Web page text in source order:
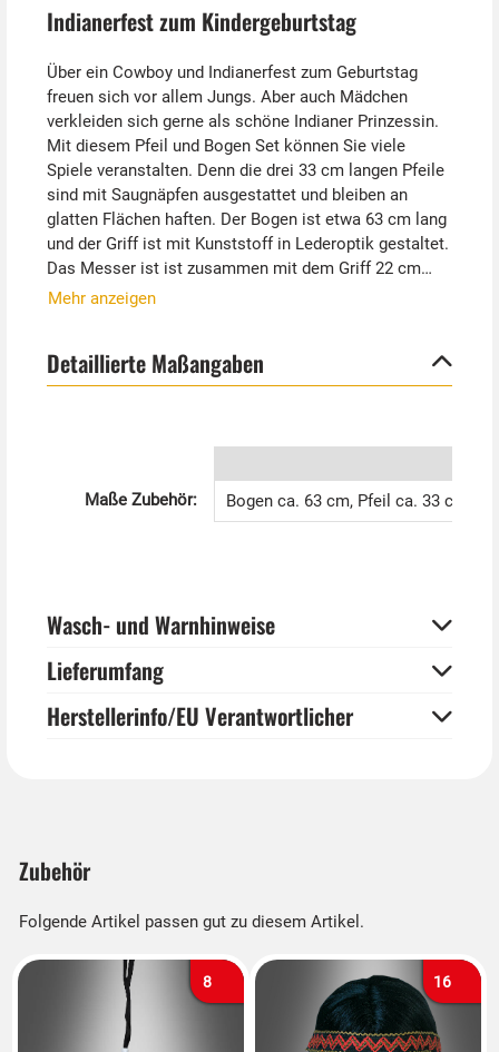
Indianerfest zum Kindergeburtstag
Über ein Cowboy und Indianerfest zum Geburtstag
freuen sich vor allem Jungs. Aber auch Mädchen
verkleiden sich gerne als schöne Indianer Prinzessin.
Mit diesem Pfeil und Bogen Set können Sie viele
Spiele veranstalten. Denn die drei 33 cm langen Pfeile
sind mit Saugnäpfen ausgestattet und bleiben an
glatten Flächen haften. Der Bogen ist etwa 63 cm lang
und der Griff ist mit Kunststoff in Lederoptik gestaltet.
Das Messer ist ist zusammen mit dem Griff 22 cm
lang und wird Jungs begeistern. Ein tolles Set.
perfekt für den Kinderfasching geeignet. Und
Indianerkostüm sind der Klassiker!
Mehr anzeigen
Detaillierte Maßangaben
Maße Zubehör: Bogen ca. 63 cm, Pfeil ca. 33 cm
Wasch- und Warnhinweise
Lieferumfang
Herstellerinfo/EU Verantwortlicher
Zubehör
Folgende Artikel passen gut zu diesem Artikel.
8 16